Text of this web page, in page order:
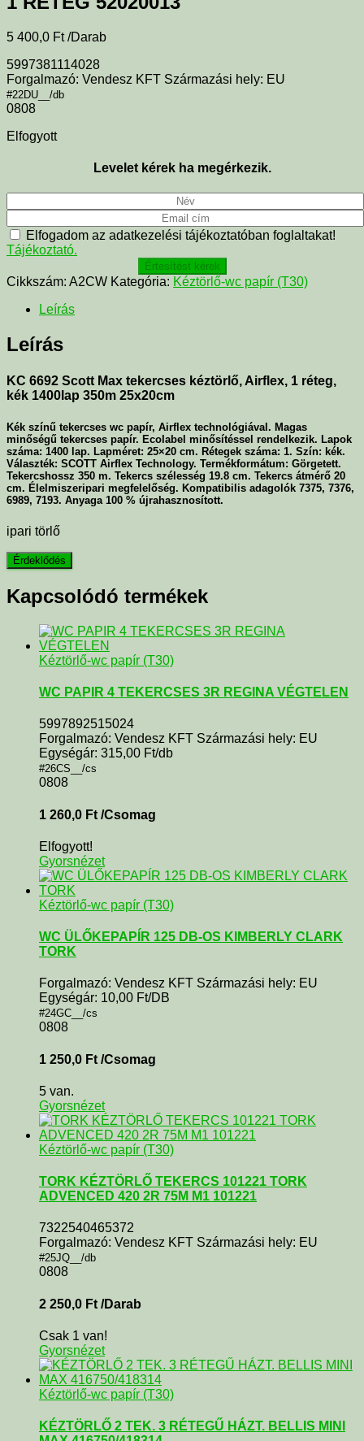
5 400,0 Ft /Darab
5997381114028
Forgalmazó: Vendesz KFT Származási hely: EU
#22DU__/db
0808
Elfogyott
Levelet kérek ha megérkezik.
Elfogadom az adatkezelési tájékoztatóban foglaltakat!
Tájékoztató.
Értesítést kérek
Cikkszám: A2CW Kategória: Kéztörlő-wc papír (T30)
Leírás
Leírás
KC 6692 Scott Max tekercses kéztörlő, Airflex, 1 réteg,
kék 1400lap 350m 25x20cm
Kék színű tekercses wc papír, Airflex technológiával. Magas
minőségű tekercses papír. Ecolabel minősítéssel rendelkezik. Lapok
száma: 1400 lap. Lapméret: 25×20 cm. Rétegek száma: 1. Szín: kék.
Választék: SCOTT Airflex Technology. Termékformátum: Görgetett.
Tekercshossz 350 m. Tekercs szélesség 19.8 cm. Tekercs átmérő 20
cm. Élelmiszeripari megfelelőség. Kompatibilis adagolók 7375, 7376,
6989, 7193. Anyaga 100 % újrahasznosított.
ipari törlő
Kapcsolódó termékek
Kéztörlő-wc papír (T30)
WC PAPIR 4 TEKERCSES 3R REGINA VÉGTELEN
5997892515024
Forgalmazó: Vendesz KFT Származási hely: EU
Egységár: 315,00 Ft/db
#26CS__/cs
0808
1 260,0 Ft /Csomag
Elfogyott!
Gyorsnézet
Kéztörlő-wc papír (T30)
WC ÜLŐKEPAPÍR 125 DB-OS KIMBERLY CLARK
TORK
Forgalmazó: Vendesz KFT Származási hely: EU
Egységár: 10,00 Ft/DB
#24GC__/cs
0808
1 250,0 Ft /Csomag
5 van.
Gyorsnézet
Kéztörlő-wc papír (T30)
TORK KÉZTÖRLŐ TEKERCS 101221 TORK
ADVENCED 420 2R 75M M1 101221
7322540465372
Forgalmazó: Vendesz KFT Származási hely: EU
#25JQ__/db
0808
2 250,0 Ft /Darab
Csak 1 van!
Gyorsnézet
Kéztörlő-wc papír (T30)
KÉZTÖRLŐ 2 TEK. 3 RÉTEGŰ HÁZT. BELLIS MINI